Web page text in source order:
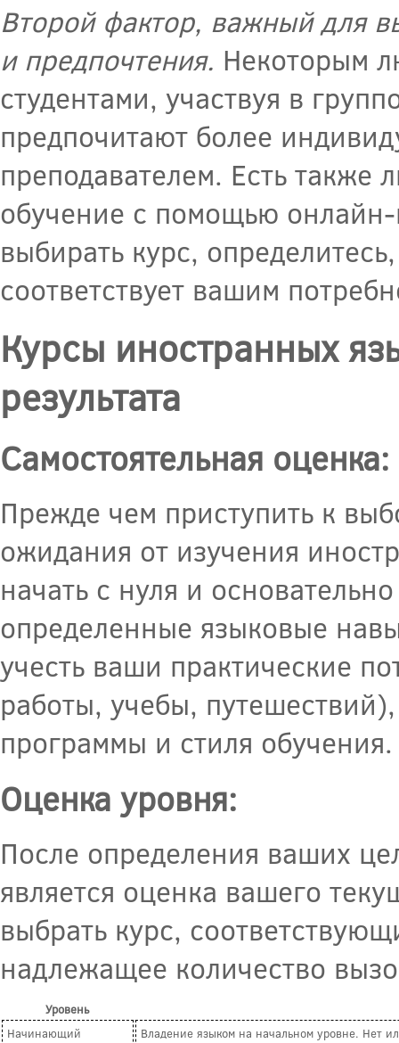
Второй фактор, важный для
и предпочтения. Некоторым
студентами, участвуя в
предпочитают более
преподавателем. Есть также
обучение с помощью
выбирать курс,
соответствует вашим
Курсы иностранных
результата
Самостоятельная оценка:
Прежде чем приступить к
ожидания от изучения
начать с нуля и
определенные языковые
учесть ваши практические
работы, учебы,
программы и стиля обучения.
Оценка уровня:
После определения ваших
является оценка вашего
выбрать курс,
надлежащее количество
Уровень
Начинающий
Владение языком на начальном уровне. Нет